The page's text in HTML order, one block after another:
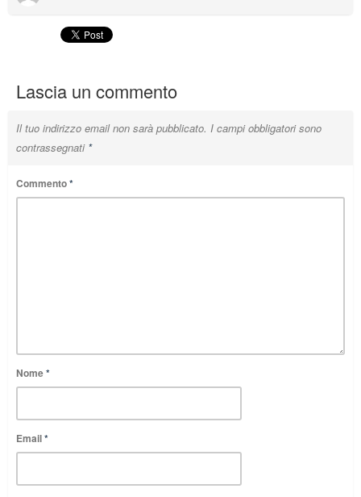
Lascia un commento
Il tuo indirizzo email non sarà pubblicato. I campi obbligatori sono
contrassegnati *
Commento*
Nome*
Email*